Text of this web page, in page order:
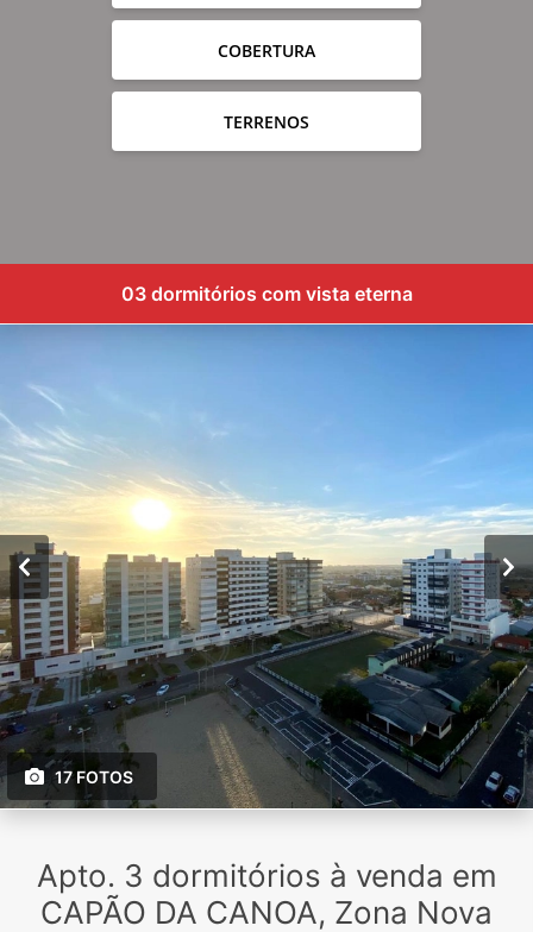
COBERTURA
TERRENOS
03 dormitórios com vista eterna
17 FOTOS
Apto. 3 dormitórios à venda em
CAPÃO DA CANOA, Zona Nova